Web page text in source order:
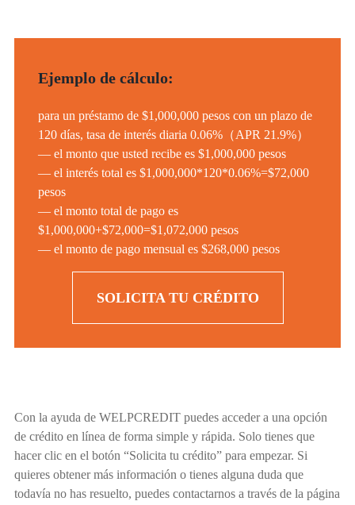
Ejemplo de cálculo:
para un préstamo de $1,000,000 pesos con un plazo de
120 días, tasa de interés diaria 0.06%（APR 21.9%）
— el monto que usted recibe es $1,000,000 pesos
— el interés total es $1,000,000*120*0.06%=$72,000
pesos
— el monto total de pago es
$1,000,000+$72,000=$1,072,000 pesos
— el monto de pago mensual es $268,000 pesos
SOLICITA TU CRÉDITO
Con la ayuda de WELPCREDIT puedes acceder a una opción
de crédito en línea de forma simple y rápida. Solo tienes que
hacer clic en el botón “Solicita tu crédito” para empezar. Si
quieres obtener más información o tienes alguna duda que
todavía no has resuelto, puedes contactarnos a través de la página